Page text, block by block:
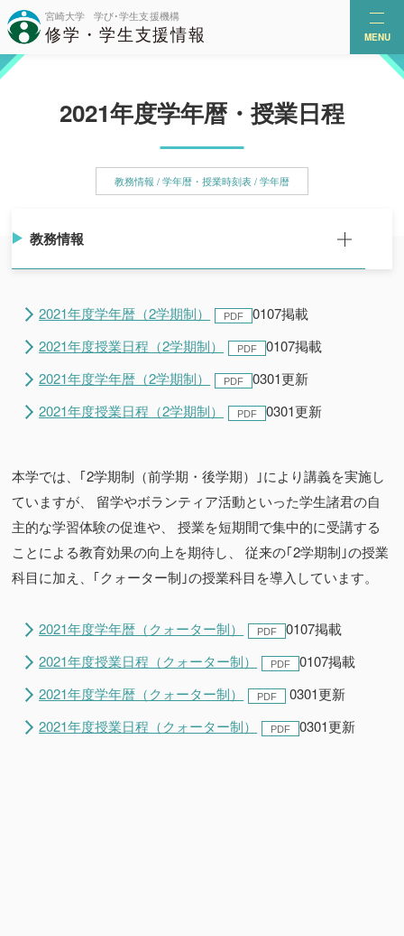
MENU
2021年度学年暦・授業日程
教務情報 / 学年暦・授業時刻表 / 学年暦
2021年度学年暦（2学期制）
0107掲載
2021年度授業日程（2学期制）
0107掲載
2021年度学年暦（2学期制）
0301更新
2021年度授業日程（2学期制）
0301更新
本学では、｢2学期制（前学期・後学期）｣により講義を実施し
ていますが、 留学やボランティア活動といった学生諸君の自
主的な学習体験の促進や、 授業を短期間で集中的に受講する
ことによる教育効果の向上を期待し、 従来の｢2学期制｣の授業
科目に加え、｢クォーター制｣の授業科目を導入しています。
2021年度学年暦（クォーター制）
0107掲載
2021年度授業日程（クォーター制）
0107掲載
2021年度学年暦（クォーター制）
0301更新
2021年度授業日程（クォーター制）
0301更新
教務情報